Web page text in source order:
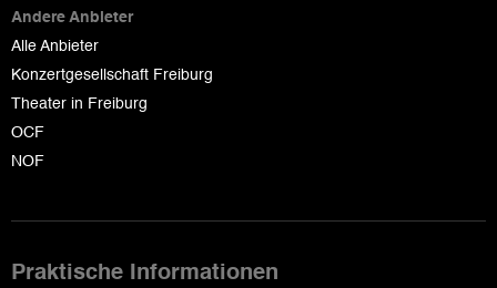
Andere Anbieter
Alle Anbieter
Konzertgesellschaft Freiburg
Theater in Freiburg
OCF
NOF
Praktische Informationen